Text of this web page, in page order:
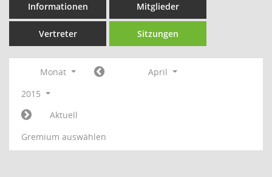
Informationen Mitglieder
Vertreter Sitzungen
Monat
April
2015
Aktuell
Gremium auswählen